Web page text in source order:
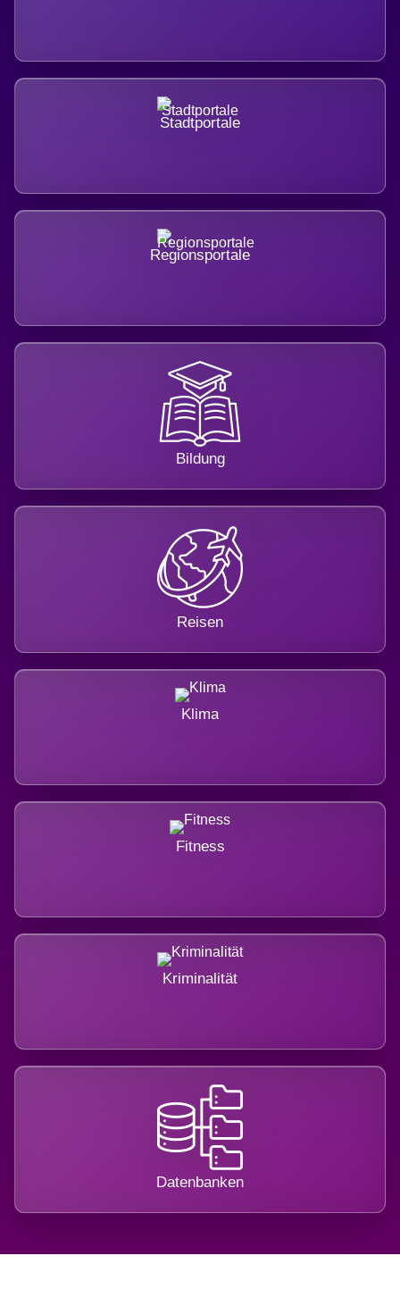
Stadtportale
Regionsportale
Bildung
Reisen
Klima
Fitness
Kriminalität
Datenbanken